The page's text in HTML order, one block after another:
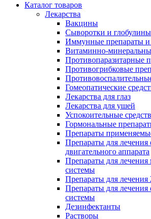
Каталог товаров
Лекарства
Вакцины
Сыворотки и глобулины
Иммунные препараты и
Витаминно-
Противопаразитарные
Противогрибковые
Гомеопатические
Лекарства для глаз
Лекарства для ушей
Успокоительные
Гормональные
Препараты
Препараты для лечения
двигательного аппарата
Препараты для лечения
системы
Препараты для
Препараты для лечения
системы
Дезинфектанты
Растворы